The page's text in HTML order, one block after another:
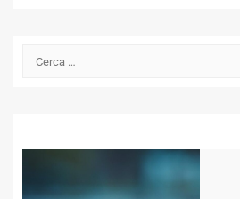
Ricerca